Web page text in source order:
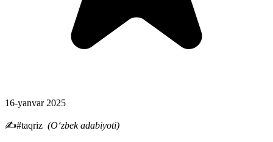
16-yanvar 2025
✍️#taqriz (Oʻzbek adabiyoti)